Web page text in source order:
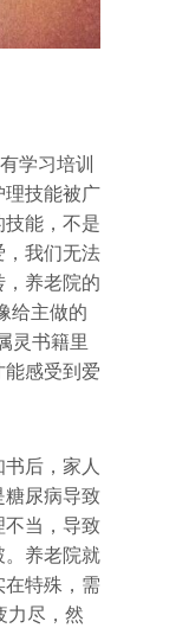
学习培训
理技能被广
能，不是
，我们无法
养老院的
给主做的
灵书籍里
感受到爱
后，家人
糖尿病导致
不当，导致
。养老院就
特殊，需
力尽，然